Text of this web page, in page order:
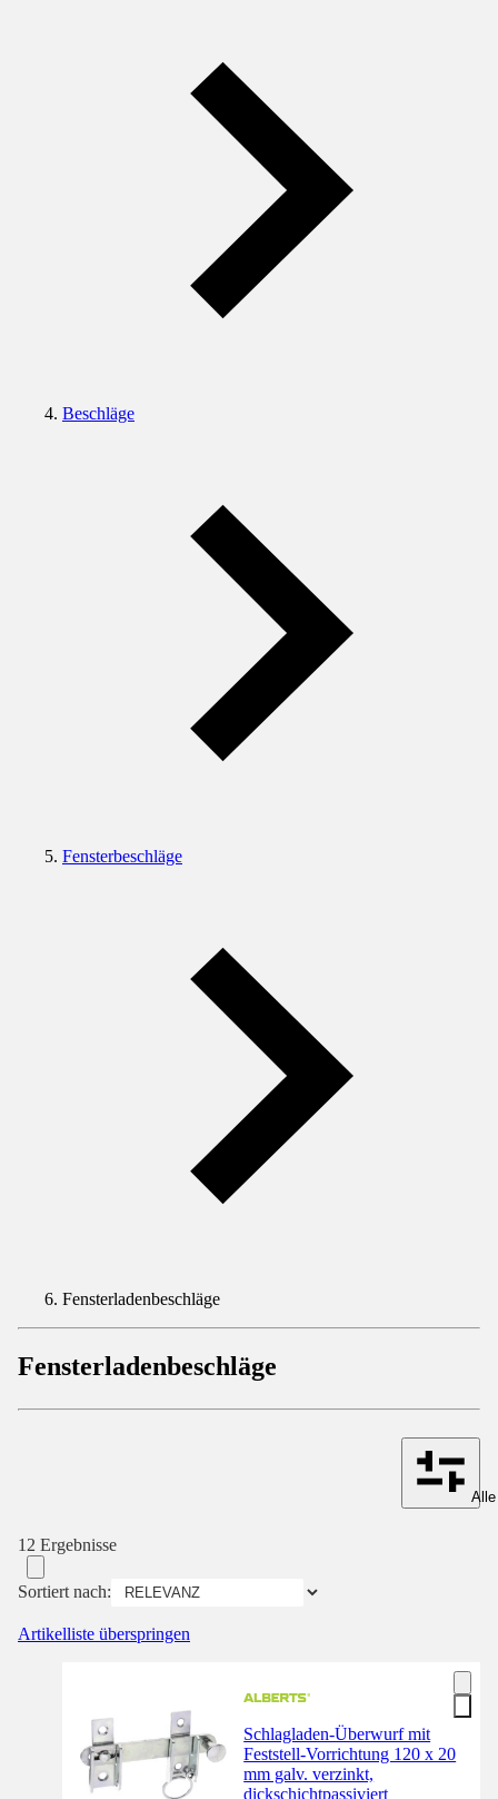
Beschläge
Fensterbeschläge
Fensterladenbeschläge
Fensterladenbeschläge
12 Ergebnisse
Sortiert nach:
Artikelliste überspringen
Schlagladen-Überwurf mit
Feststell-Vorrichtung 120 x 20
mm galv. verzinkt,
dickschichtpassiviert